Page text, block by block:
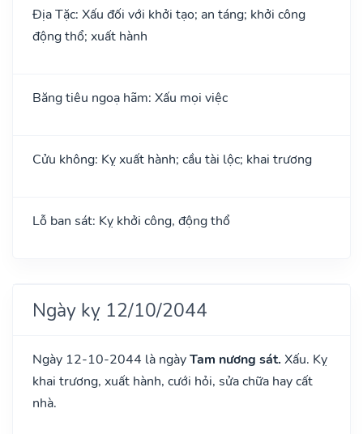
Địa Tặc: Xấu đối với khởi tạo; an táng; khởi công
động thổ; xuất hành
Băng tiêu ngoạ hãm: Xấu mọi việc
Cửu không: Kỵ xuất hành; cầu tài lộc; khai trương
Lỗ ban sát: Kỵ khởi công, động thổ
Ngày kỵ 12/10/2044
Ngày 12-10-2044 là ngàyTam nương sát. Xấu. Kỵ
khai trương, xuất hành, cưới hỏi, sửa chữa hay cất
nhà.